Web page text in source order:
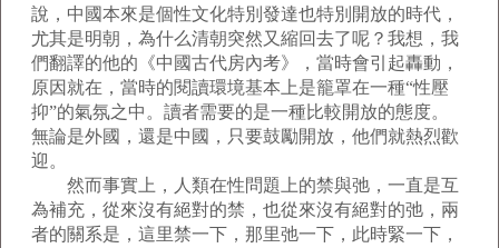
說，中國本來是個性文化特別發達也特別開放的時代，
尤其是明朝，為什么清朝突然又縮回去了呢？我想，我
們翻譯的他的《中國古代房內考》，當時會引起轟動，
原因就在，當時的閱讀環境基本上是籠罩在一種“性壓
抑”的氣氛之中。讀者需要的是一種比較開放的態度。
無論是外國，還是中國，只要鼓勵開放，他們就熱烈歡
迎。
然而事實上，人類在性問題上的禁與弛，一直是互
為補充，從來沒有絕對的禁，也從來沒有絕對的弛，兩
者的關系是，這里禁一下，那里弛一下，此時緊一下，